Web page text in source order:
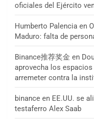
oficiales del Ejército
Humberto Palencia en
Maduro: falta de
Binance推荐奖金 en
aprovecha los
arremeter contra la
binance en EE.UU. se
testaferro Alex Saab